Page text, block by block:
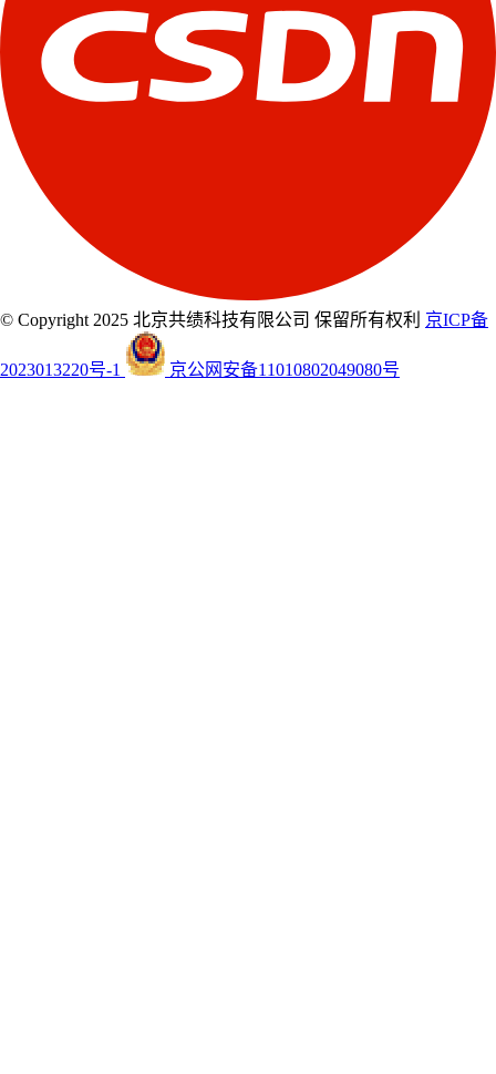
© Copyright 2025 北京共绩科技有限公司 保留所有权利 京ICP备
2023013220号-1 京公网安备11010802049080号